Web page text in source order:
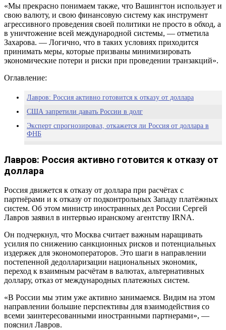
«Мы прекрасно понимаем также, что Вашингтон использует и
свою валюту, и свою финансовую систему как инструмент
агрессивного проведения своей политики не просто в обход, а
в уничтожение всей международной системы, — отметила
Захарова. — Логично, что в таких условиях приходится
принимать меры, которые призваны минимизировать
экономические потери и риски при проведении транзакций».
Оглавление:
Лавров: Россия активно готовится к отказу от доллара
США запретили давать России в долг
Эксперт спрогнозировал, откажется ли Россия от доллара в
ФНБ
и диверсификации
Как Россия может избавиться от американской валюты
Лавров: Россия активно готовится к отказу от
доллара
Россия движется к отказу от доллара при расчётах с
партнёрами и к отказу от подконтрольных Западу платёжных
систем. Об этом министр иностранных дел России Сергей
Лавров заявил в интервью иранскому агентству IRNA.
Он подчеркнул, что Москва считает важным наращивать
усилия по снижению санкционных рисков и потенциальных
издержек для экономоператоров. Это шаги в направлении
постепенной дедолларизации национальных экономик,
переход к взаимным расчётам в валютах, альтернативных
доллару, отказ от международных платежных систем.
«В России мы этим уже активно занимаемся. Видим на этом
направлении большие перспективы для взаимодействия со
всеми заинтересованными иностранными партнерами», —
пояснил Лавров.